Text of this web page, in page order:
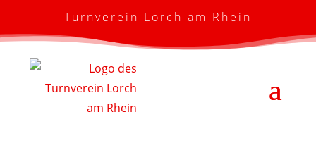
Turnverein Lorch am Rhein